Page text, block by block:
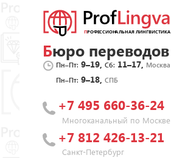
Бюро переводов
Пн–Пт: 9–19,Сб: 11–17, Москва
Пн–Пт: 9–18,СПБ
+7 495 660-36-24
Многоканальный по Москве
+7 812 426-13-21
Санкт-Петербург